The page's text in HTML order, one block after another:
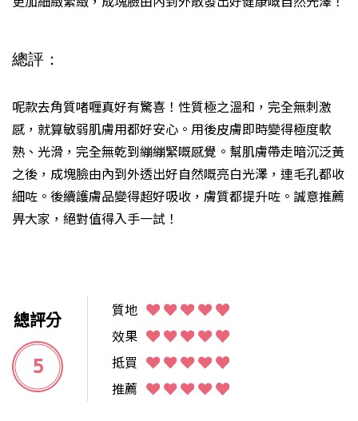
總評：
呢款去角質啫喱真好有驚喜！性質極之溫和，完全無刺激
感，就算敏弱肌膚用都好安心。用後皮膚即時變得極度軟
熟、光滑，完全無乾到繃繃緊嘅感覺。幫肌膚帶走暗沉泛黃
之後，成塊臉由內到外透出好自然嘅亮白光澤，連毛孔都收
細咗。後續護膚品變得超好吸收，膚質都提升咗。誠意推薦
畀大家，絕對值得入手一試！
總評分
5
質地
效果
抵買
推薦